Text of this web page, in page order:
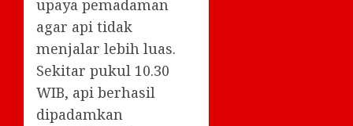
upaya pemadaman
agar api tidak
menjalar lebih luas.
Sekitar pukul 10.30
WIB, api berhasil
dipadamkan